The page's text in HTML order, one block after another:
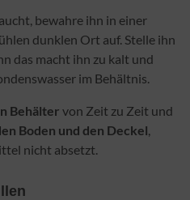
bewahre ihn in einer
dunklen Ort auf. Stelle ihn
das macht ihn zu kalt und
im Behältnis.
Behälter von Zeit zu Zeit und
Boden und den Deckel
nicht absetzt.